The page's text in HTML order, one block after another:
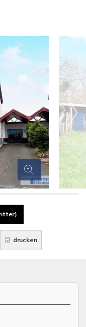
drucken